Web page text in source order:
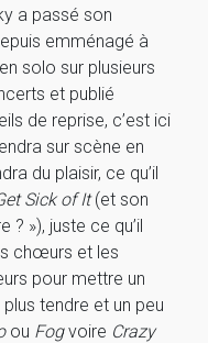
a passé son
emménagé à
solo sur plusieurs
et publié
de reprise, c’est ici
sur scène en
du plaisir, ce qu’il
Sick of It(et son
? »), juste ce qu’il
chœurs et les
pour mettre un
tendre et un peu
ou Fogvoire Crazy